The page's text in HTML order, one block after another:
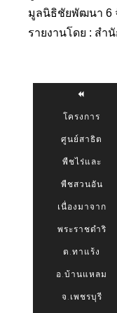
มูลนิธิชัยพัฒนา 6
รายงานโดย : สำ
โครงการ
ศูนย์สาธิต
พืชไร่และ
พืชสวนอัน
เนื่องมาจาก
พระราชดำริ
ต.ทาแร้ง
อ.บ้านแหลม
จ.เพชรบุรี